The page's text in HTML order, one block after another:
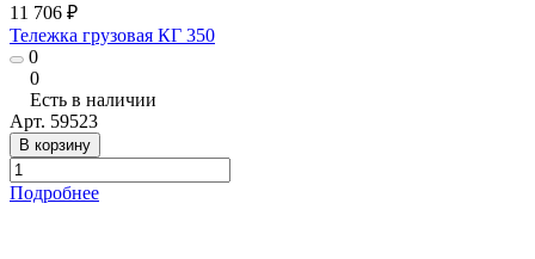
11 706 ₽
Тележка грузовая КГ 350
0
0
Есть в наличии
Арт. 59523
В корзину
Подробнее